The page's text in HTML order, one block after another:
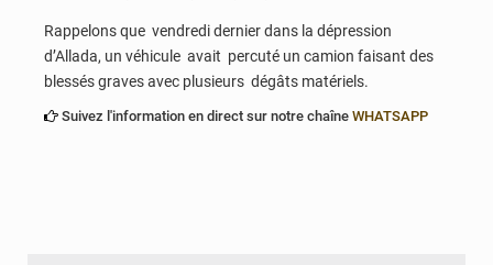
Rappelons que vendredi dernier dans la dépression
d’Allada, un véhicule avait percuté un camion faisant des
blessés graves avec plusieurs dégâts matériels.
Suivez l'information en direct sur notre chaîne WHATSAPP